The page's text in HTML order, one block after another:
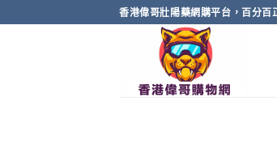
to
香港偉哥壯陽藥網購平台，百分百